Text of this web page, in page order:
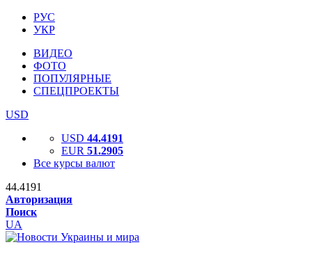
РУС
УКР
ВИДЕО
ФОТО
ПОПУЛЯРНЫЕ
СПЕЦПРОЕКТЫ
USD
USD 44.4191
EUR 51.2905
Все курсы валют
44.4191
Авторизация
Поиск
UA